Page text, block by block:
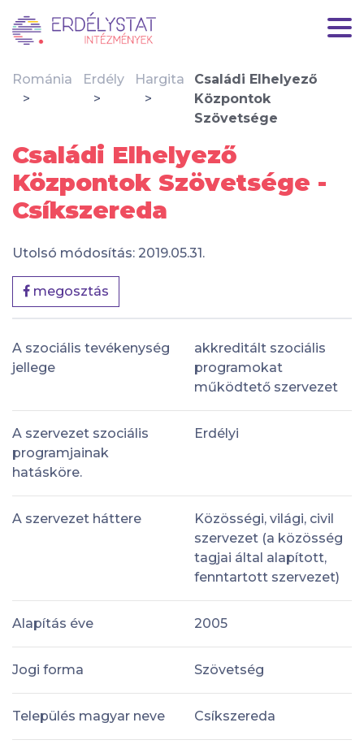
Románia Erdély Hargita
Családi Elhelyező
Központok
Szövetsége
Családi Elhelyező
Központok Szövetsége -
Csíkszereda
Utolsó módosítás: 2019.05.31.
megosztás
A szociális tevékenység
jellege
akkreditált szociális
programokat
működtető szervezet
A szervezet szociális
programjainak
hatásköre.
Erdélyi
A szervezet háttere
Közösségi, világi, civil
szervezet (a közösség
tagjai által alapított,
fenntartott szervezet)
Alapítás éve 2005
Jogi forma Szövetség
Település magyar neve Csíkszereda